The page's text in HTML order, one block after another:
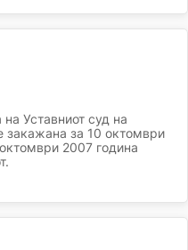
Уставниот суд на
закажана за 10 октомври
2007 година